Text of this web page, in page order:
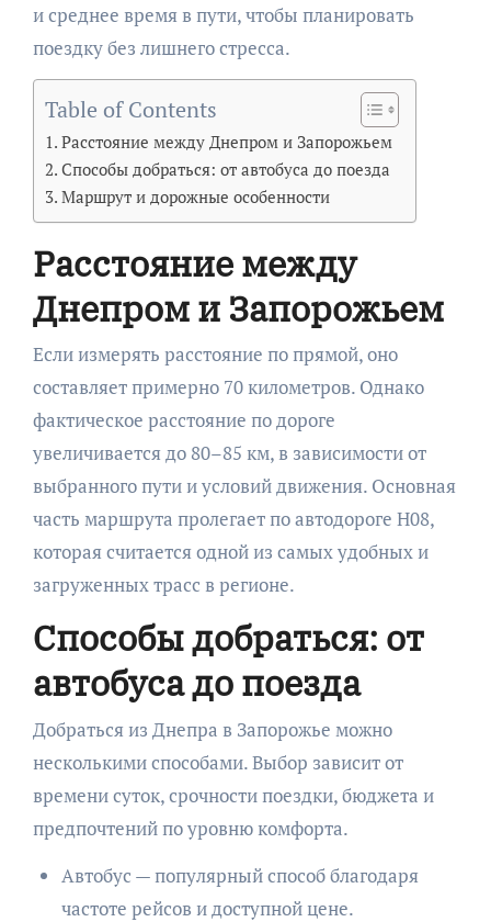
и среднее время в пути, чтобы планировать
поездку без лишнего стресса.
Table of Contents
Расстояние между Днепром и Запорожьем
Способы добраться: от автобуса до поезда
Маршрут и дорожные особенности
Расстояние между
Днепром и Запорожьем
Если измерять расстояние по прямой, оно
составляет примерно 70 километров. Однако
фактическое расстояние по дороге
увеличивается до 80–85 км, в зависимости от
выбранного пути и условий движения. Основная
часть маршрута пролегает по автодороге Н08,
которая считается одной из самых удобных и
загруженных трасс в регионе.
Способы добраться: от
автобуса до поезда
Добраться из Днепра в Запорожье можно
несколькими способами. Выбор зависит от
времени суток, срочности поездки, бюджета и
предпочтений по уровню комфорта.
Автобус — популярный способ благодаря
частоте рейсов и доступной цене.